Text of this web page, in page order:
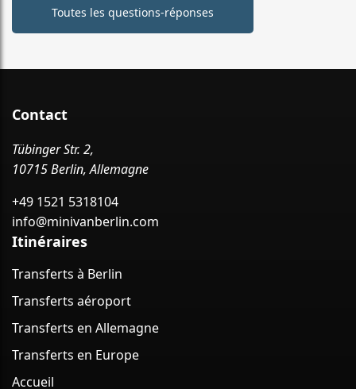
Toutes les questions-réponses
Contact
Tübinger Str. 2,
10715 Berlin, Allemagne
+49 1521 5318104
info@minivanberlin.com
Itinéraires
Transferts à Berlin
Transferts aéroport
Transferts en Allemagne
Transferts en Europe
Accueil